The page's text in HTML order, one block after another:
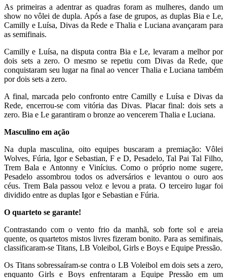
As primeiras a adentrar as quadras foram as mulheres, dando um
show no vôlei de dupla. Após a fase de grupos, as duplas Bia e Le,
Camilly e Luísa, Divas da Rede e Thalia e Luciana avançaram para
as semifinais.
Camilly e Luísa, na disputa contra Bia e Le, levaram a melhor por
dois sets a zero. O mesmo se repetiu com Divas da Rede, que
conquistaram seu lugar na final ao vencer Thalia e Luciana também
por dois sets a zero.
A final, marcada pelo confronto entre Camilly e Luísa e Divas da
Rede, encerrou-se com vitória das Divas. Placar final: dois sets a
zero. Bia e Le garantiram o bronze ao vencerem Thalia e Luciana.
Masculino em ação
Na dupla masculina, oito equipes buscaram a premiação: Vôlei
Wolves, Fúria, Igor e Sebastian, F e D, Pesadelo, Tal Pai Tal Filho,
Trem Bala e Antonny e Vinícius. Como o próprio nome sugere,
Pesadelo assombrou todos os adversários e levantou o ouro aos
céus. Trem Bala passou veloz e levou a prata. O terceiro lugar foi
dividido entre as duplas Igor e Sebastian e Fúria.
O quarteto se garante!
Contrastando com o vento frio da manhã, sob forte sol e areia
quente, os quartetos mistos livres fizeram bonito. Para as semifinais,
classificaram-se Titans, LB Voleibol, Girls e Boys e Equipe Pressão.
Os Titans sobressaíram-se contra o LB Voleibol em dois sets a zero,
enquanto Girls e Boys enfrentaram a Equipe Pressão em um